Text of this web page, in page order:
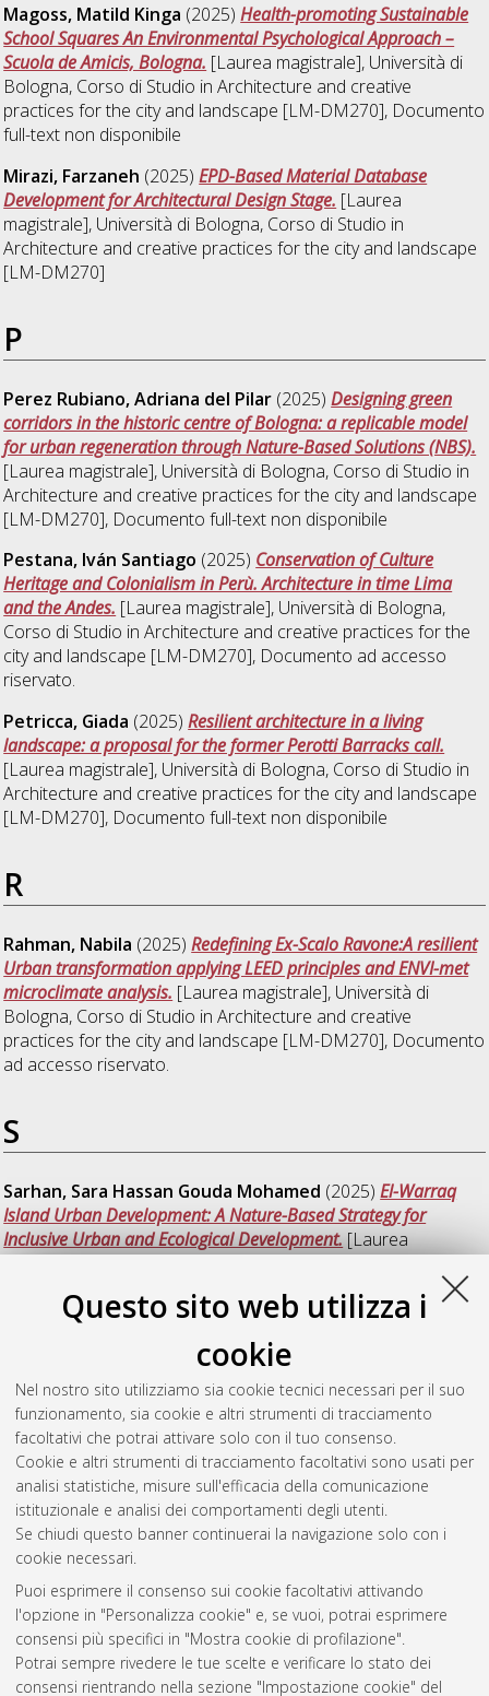
Questo sito web utilizza i
cookie
Nel nostro sito utilizziamo sia cookie tecnici necessari per il suo
funzionamento, sia cookie e altri strumenti di tracciamento
facoltativi che potrai attivare solo con il tuo consenso.
Cookie e altri strumenti di tracciamento facoltativi sono usati per
analisi statistiche, misure sull'efficacia della comunicazione
istituzionale e analisi dei comportamenti degli utenti.
Se chiudi questo banner continuerai la navigazione solo con i
cookie necessari.
Puoi esprimere il consenso sui cookie facoltativi attivando
l'opzione in "Personalizza cookie" e, se vuoi, potrai esprimere
consensi più specifici in "Mostra cookie di profilazione".
Potrai sempre rivedere le tue scelte e verificare lo stato dei
consensi rientrando nella sezione "Impostazione cookie" del
Magoss, Matild Kinga (2025)Health-promoting Sustainable
School Squares An Environmental Psychological Approach –
Scuola de Amicis, Bologna. [Laurea magistrale], Università di
Bologna, Corso di Studio inArchitecture and creative
practices for the city and landscape [LM-DM270], Documento
full-text non disponibile
Mirazi, Farzaneh (2025)EPD-Based Material Database
Development for Architectural Design Stage. [Laurea
magistrale], Università di Bologna, Corso di Studio in
Architecture and creative practices for the city and landscape
[LM-DM270]
P
Perez Rubiano, Adriana del Pilar (2025)Designing green
corridors in the historic centre of Bologna: a replicable model
for urban regeneration through Nature-Based Solutions (NBS).
[Laurea magistrale], Università di Bologna, Corso di Studio in
Architecture and creative practices for the city and landscape
[LM-DM270], Documento full-text non disponibile
Pestana, Iván Santiago (2025) Conservation of Culture
Heritage and Colonialism in Perù. Architecture in time Lima
and the Andes. [Laurea magistrale], Università di Bologna,
Corso di Studio inArchitecture and creative practices for the
city and landscape [LM-DM270], Documento ad accesso
riservato.
Petricca, Giada (2025)Resilient architecture in a living
landscape: a proposal for the former Perotti Barracks call.
[Laurea magistrale], Università di Bologna, Corso di Studio in
Architecture and creative practices for the city and landscape
[LM-DM270], Documento full-text non disponibile
R
Rahman, Nabila (2025)Redefining Ex-Scalo Ravone:A resilient
Urban transformation applying LEED principles and ENVI-met
microclimate analysis. [Laurea magistrale], Università di
Bologna, Corso di Studio inArchitecture and creative
practices for the city and landscape [LM-DM270], Documento
ad accesso riservato.
S
Sarhan, Sara Hassan Gouda Mohamed (2025)El-Warraq
Island Urban Development: A Nature-Based Strategy for
Inclusive Urban and Ecological Development. [Laurea
Architecture and creative practices for the city and landscape
[LM-DM270]
(2025)Valorizing Architectural Heritage:
[Laurea magistrale], Università di Bologna, Corso di Studio in
Architecture and creative practices for the city and landscape
[LM-DM270], Documento full-text non disponibile
Questa lista e' stata generata ilWed Aug 5 20:34:31 2026
CEST
Atom
Rss 1.0
Rss 2.0